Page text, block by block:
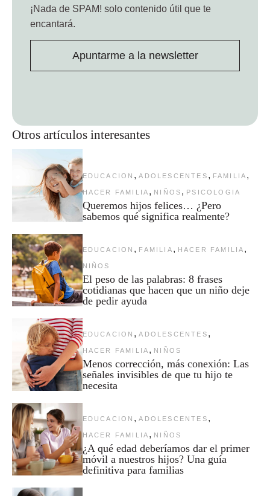
Otros artículos interesantes
EDUCACION , ADOLESCENTES , FAMILIA ,
HACER FAMILIA , NIÑOS , PSICOLOGIA
Queremos hijos felices… ¿Pero
sabemos qué significa realmente?
EDUCACION , FAMILIA , HACER FAMILIA ,
NIÑOS
El peso de las palabras: 8 frases
cotidianas que hacen que un niño deje
de pedir ayuda
EDUCACION , ADOLESCENTES ,
HACER FAMILIA , NIÑOS
Menos corrección, más conexión: Las
señales invisibles de que tu hijo te
necesita
EDUCACION , ADOLESCENTES ,
HACER FAMILIA , NIÑOS
¿A qué edad deberíamos dar el primer
móvil a nuestros hijos? Una guía
definitiva para familias
¡Nada de SPAM! solo contenido útil que te
encantará.
Apuntarme a la newsletter